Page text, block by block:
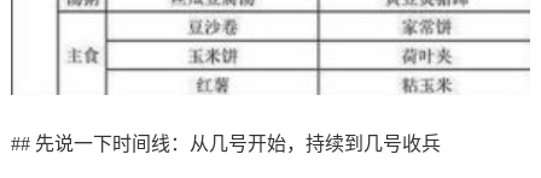
## 先说一下时间线：从几号开始，持续到几号收兵